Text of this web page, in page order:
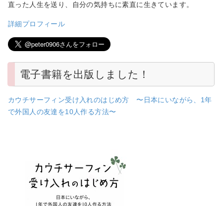
直った人生を送り、自分の気持ちに素直に生きています。
詳細プロフィール
電子書籍を出版しました！
カウチサーフィン受け入れのはじめ方 〜日本にいながら、1年
で外国人の友達を10人作る方法〜